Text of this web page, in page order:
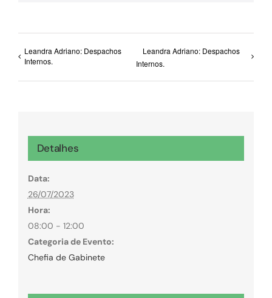
Leandra Adriano: Despachos
Internos.
Leandra Adriano: Despachos
Internos.
Detalhes
Data:
26/07/2023
Hora:
08:00 - 12:00
Categoria de Evento:
Chefia de Gabinete